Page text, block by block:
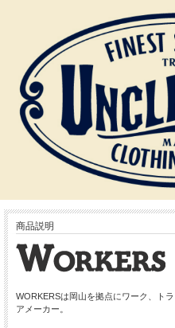
商品説明
WORKERSは岡山を拠点にワーク、ト
アメーカー。